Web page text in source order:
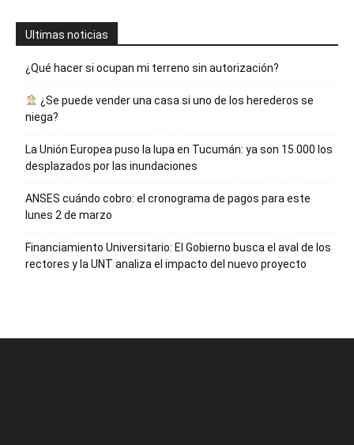
Ultimas noticias
¿Qué hacer si ocupan mi terreno sin autorización?
¿Se puede vender una casa si uno de los herederos se
niega?
La Unión Europea puso la lupa en Tucumán: ya son 15.000 los
desplazados por las inundaciones
ANSES cuándo cobro: el cronograma de pagos para este
lunes 2 de marzo
Financiamiento Universitario: El Gobierno busca el aval de los
rectores y la UNT analiza el impacto del nuevo proyecto